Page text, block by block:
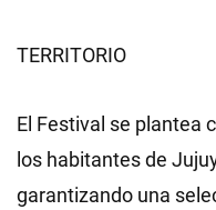
TERRITORIO
El Festival se plantea
los habitantes de
garantizando una